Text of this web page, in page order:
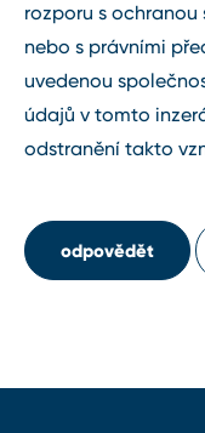
rozporu s
nebo s právními
uvedenou
údajů v tomto
odstranění takto
odpovědět